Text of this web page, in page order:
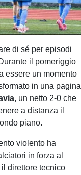
di sé per episodi
il pomeriggio
essere un momento
in una pagina
, un netto 2-0 che
a distanza il
piano.
violento ha
in forza al
direttore tecnico